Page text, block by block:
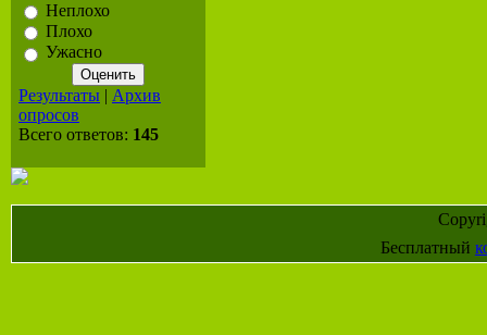
Неплохо
Плохо
Ужасно
Результаты | Архив
опросов
Всего ответов: 145
Бесплатный